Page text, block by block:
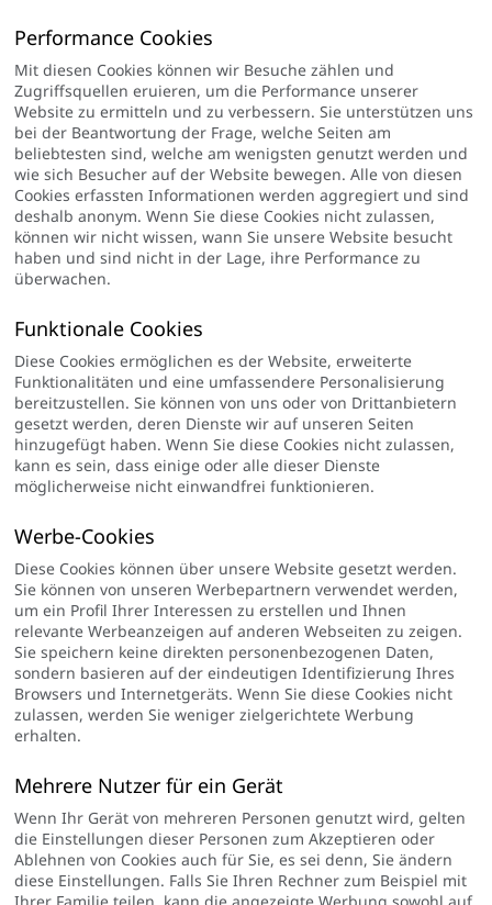
Performance Cookies
Mit diesen Cookies können wir Besuche zählen und
Zugriffsquellen eruieren, um die Performance unserer
Website zu ermitteln und zu verbessern. Sie unterstützen uns
bei der Beantwortung der Frage, welche Seiten am
beliebtesten sind, welche am wenigsten genutzt werden und
wie sich Besucher auf der Website bewegen. Alle von diesen
Cookies erfassten Informationen werden aggregiert und sind
deshalb anonym. Wenn Sie diese Cookies nicht zulassen,
können wir nicht wissen, wann Sie unsere Website besucht
haben und sind nicht in der Lage, ihre Performance zu
überwachen.
Funktionale Cookies
Diese Cookies ermöglichen es der Website, erweiterte
Funktionalitäten und eine umfassendere Personalisierung
bereitzustellen. Sie können von uns oder von Drittanbietern
gesetzt werden, deren Dienste wir auf unseren Seiten
hinzugefügt haben. Wenn Sie diese Cookies nicht zulassen,
kann es sein, dass einige oder alle dieser Dienste
möglicherweise nicht einwandfrei funktionieren.
Werbe-Cookies
Diese Cookies können über unsere Website gesetzt werden.
Sie können von unseren Werbepartnern verwendet werden,
um ein Profil Ihrer Interessen zu erstellen und Ihnen
relevante Werbeanzeigen auf anderen Webseiten zu zeigen.
Sie speichern keine direkten personenbezogenen Daten,
sondern basieren auf der eindeutigen Identifizierung Ihres
Browsers und Internetgeräts. Wenn Sie diese Cookies nicht
zulassen, werden Sie weniger zielgerichtete Werbung
erhalten.
Mehrere Nutzer für ein Gerät
Wenn Ihr Gerät von mehreren Personen genutzt wird, gelten
die Einstellungen dieser Personen zum Akzeptieren oder
Ablehnen von Cookies auch für Sie, es sei denn, Sie ändern
diese Einstellungen. Falls Sie Ihren Rechner zum Beispiel mit